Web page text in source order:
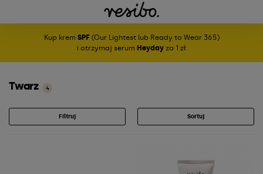
Kup kremSPF (Our Lightest lub Ready to Wear 365)
i otrzymaj serum Heyday za 1 zł
Twarz 4
Filtruj Sortuj